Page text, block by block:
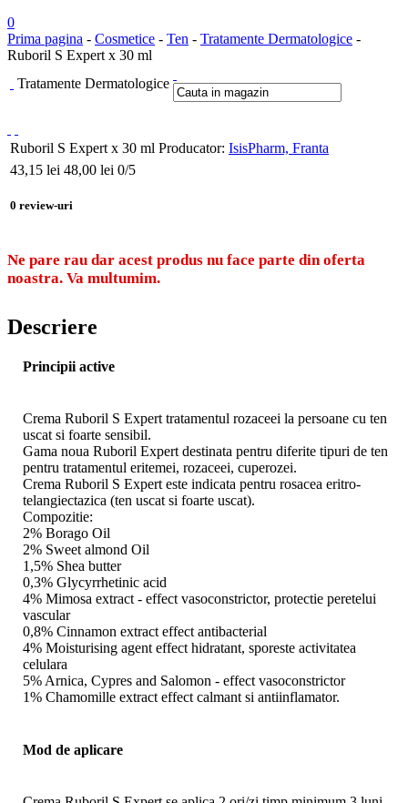
0
Prima pagina - Cosmetice - Ten - Tratamente Dermatologice -
Ruboril S Expert x 30 ml
Tratamente Dermatologice
Ruboril S Expert x 30 ml Producator: IsisPharm, Franta
43,15 lei 48,00 lei 0/5
0 review-uri
Ne pare rau dar acest produs nu face parte din oferta
noastra. Va multumim.
Descriere
Principii active
Crema Ruboril S Expert tratamentul rozaceei la persoane cu ten
uscat si foarte sensibil.
Gama noua Ruboril Expert destinata pentru diferite tipuri de ten
pentru tratamentul eritemei, rozaceei, cuperozei.
Crema Ruboril S Expert este indicata pentru rosacea eritro-
telangiectazica (ten uscat si foarte uscat).
Compozitie:
2% Borago Oil
2% Sweet almond Oil
1,5% Shea butter
0,3% Glycyrrhetinic acid
4% Mimosa extract - effect vasoconstrictor, protectie peretelui
vascular
0,8% Cinnamon extract effect antibacterial
4% Moisturising agent effect hidratant, sporeste activitatea
celulara
5% Arnica, Cypres and Salomon - effect vasoconstrictor
1% Chamomille extract effect calmant si antiinflamator.
Mod de aplicare